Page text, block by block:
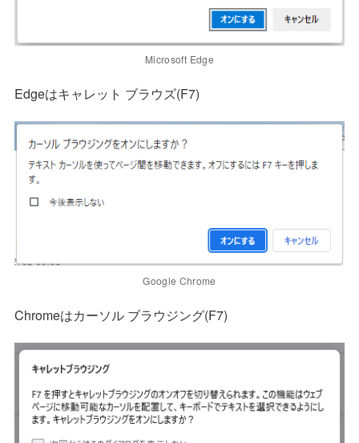
Microsoft Edge
Edgeはキャレット ブラウズ(F7)
Google Chrome
Chromeはカーソル ブラウジング(F7)